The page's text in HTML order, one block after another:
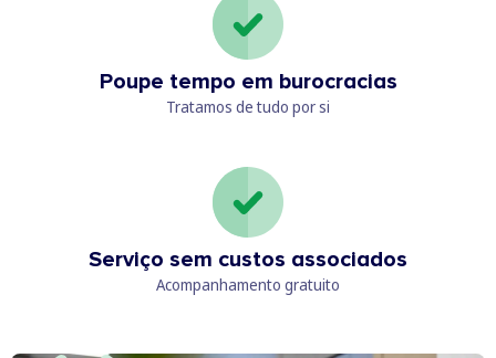
Poupe tempo em burocracias
Tratamos de tudo por si
Serviço sem custos associados
Acompanhamento gratuito